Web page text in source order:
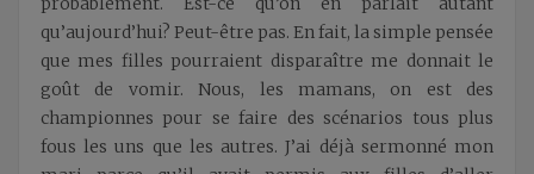
qu’aujourd’hui? Peut-être pas. En fait, la simple pensée
que mes filles pourraient disparaître me donnait le
goût de vomir. Nous, les mamans, on est des
championnes pour se faire des scénarios tous plus
fous les uns que les autres. J’ai déjà sermonné mon